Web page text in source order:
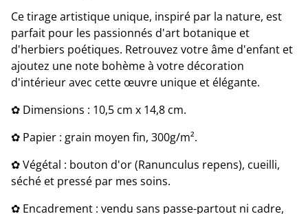
Ce tirage artistique unique, inspiré par la nature, est
parfait pour les passionnés d'art botanique et
d'herbiers poétiques. Retrouvez votre âme d'enfant et
ajoutez une note bohème à votre décoration
d'intérieur avec cette œuvre unique et élégante.
✿ Dimensions : 10,5 cm x 14,8 cm.
✿ Papier : grain moyen fin, 300g/m².
✿ Végétal : bouton d'or (Ranunculus repens), cueilli,
séché et pressé par mes soins.
✿ Encadrement : vendu sans passe-partout ni cadre,